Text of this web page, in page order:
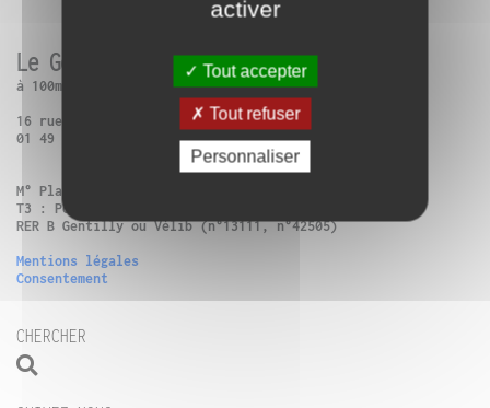
Le Générateur
à 100m de Paris 13ème
16 rue Charles Frérot | 94250 Gentilly
01 49 86 99 14
M° Place d’Italie + Bus 57 : Verdun-Victor Hugo
T3 : Poterne des Peupliers
RER B Gentilly ou Vélib (n°13111, n°42505)
Mentions légales
Consentement
CHERCHER
activer
Tout accepter
Tout refuser
Personnaliser